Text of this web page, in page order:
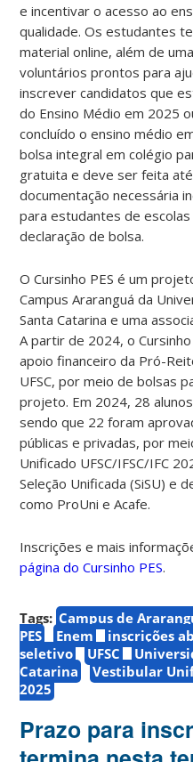
e incentivar o acesso ao
qualidade. Os estudantes
material online, além de
voluntários prontos para
inscrever candidatos que
do Ensino Médio em 2025
concluído o ensino médio
bolsa integral em colégio
gratuita e deve ser feita até
documentação necessária
para estudantes de
declaração de bolsa.
O Cursinho PES é um
Campus Araranguá da
Santa Catarina e uma
A partir de 2024, o
apoio financeiro da Pró-
UFSC, por meio de bolsas
projeto. Em 2024, 28
sendo que 22 foram
públicas e privadas, por
Unificado UFSC/IFSC/IFC
Seleção Unificada (SiSU) e
como ProUni e Acafe.
Inscrições e mais
página do Cursinho PES.
Tags: Campus de
PES
Enem inscrições
seletivo
UFSC
Catarina
Vestibular
2025
Prazo para